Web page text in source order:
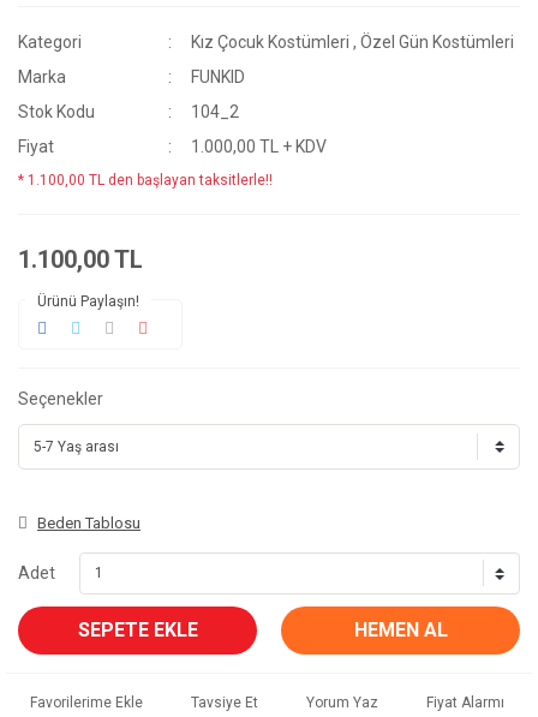
Kategori Kız Çocuk Kostümleri ,Özel Gün Kostümleri
Marka
FUNKID
Stok Kodu
104_2
Fiyat
1.000,00 TL + KDV
* 1.100,00 TL den başlayan taksitlerle!!
1.100,00 TL
Ürünü Paylaşın!
Seçenekler
Beden Tablosu
Adet
SEPETE EKLE HEMEN AL
Tavsiye Et Yorum Yaz Fiyat Alarmı